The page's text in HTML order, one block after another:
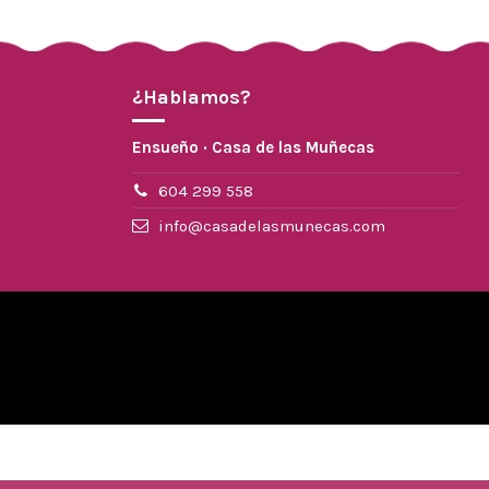
¿Hablamos?
Ensueño · Casa de las Muñecas
604 299 558
info@casadelasmunecas.com